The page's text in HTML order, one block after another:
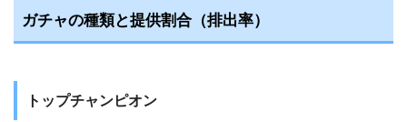
ガチャの種類と提供割合（排出率）
トップチャンピオン